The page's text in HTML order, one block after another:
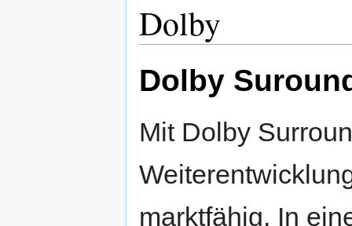
Dolby
Dolby
Mit Dolby
marktfähig. In